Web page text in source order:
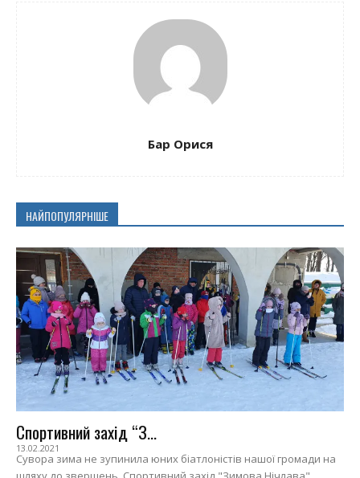
Бар Орися
НАЙПОПУЛЯРНІШЕ
Спортивний захід “З...
13.02.2021
Сувора зима не зупинила юних біатлоністів нашої громади на